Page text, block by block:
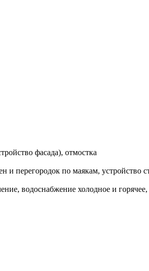
фасада), отмостка
и перегородок по маякам, устройство
водоснабжение холодное и горячее,